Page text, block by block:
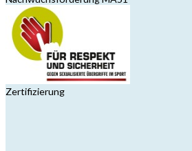
Zertifizierung